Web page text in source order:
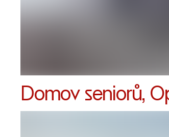
Domov seniorů,